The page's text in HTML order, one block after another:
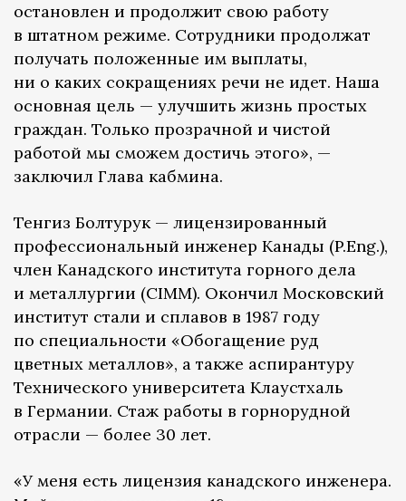
остановлен и продолжит свою работу
в штатном режиме. Сотрудники продолжат
получать положенные им выплаты,
ни о каких сокращениях речи не идет. Наша
основная цель — улучшить жизнь простых
граждан. Только прозрачной и чистой
работой мы сможем достичь этого», —
заключил Глава кабмина.
Тенгиз Болтурук — лицензированный
профессиональный инженер Канады (P.Eng.),
член Канадского института горного дела
и металлургии (CIMM). Окончил Московский
институт стали и сплавов в 1987 году
по специальности «Обогащение руд
цветных металлов», а также аспирантуру
Технического университета Клаустхаль
в Германии. Стаж работы в горнорудной
отрасли — более 30 лет.
«У меня есть лицензия канадского инженера.